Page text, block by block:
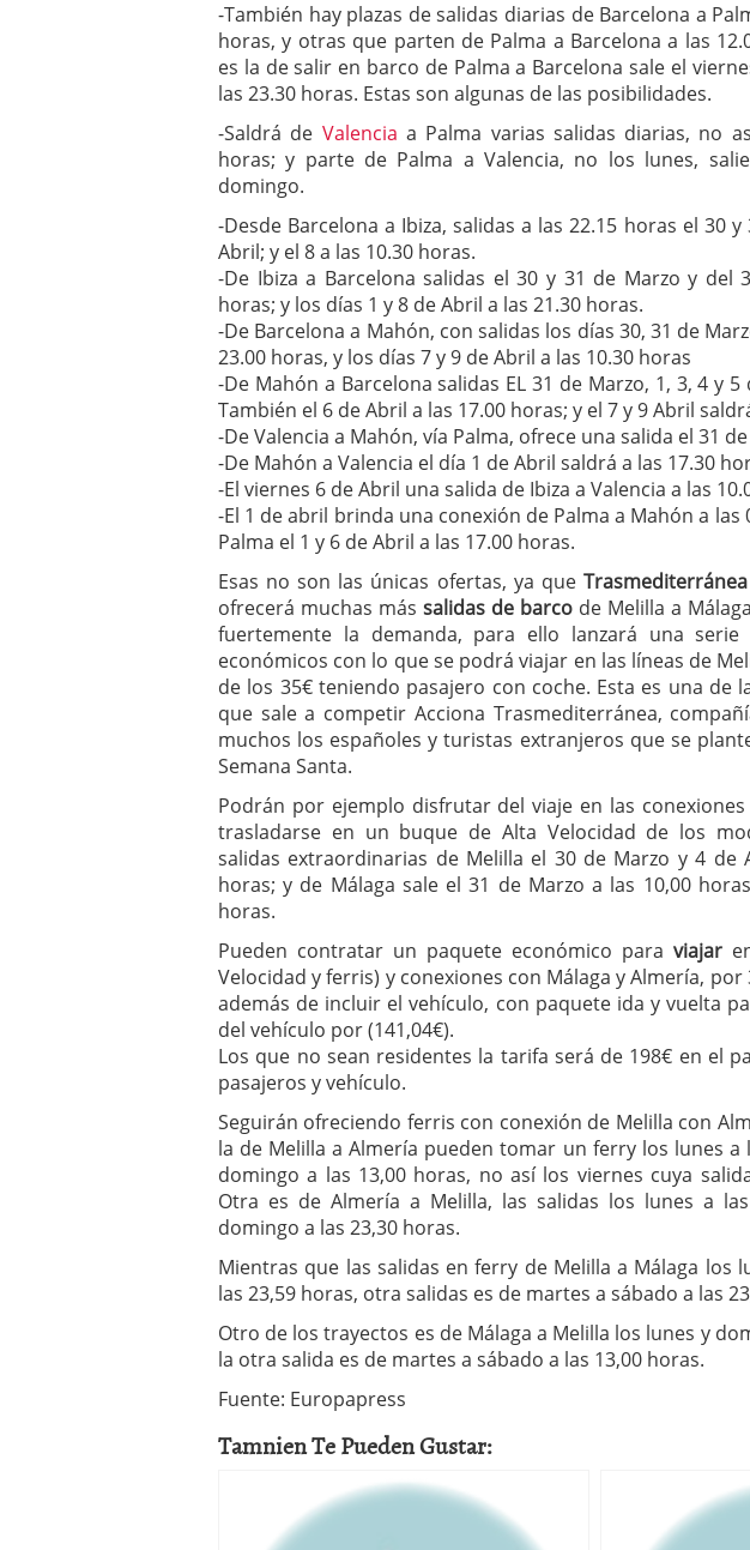
-También hay plazas de salidas diarias de Barcelona a
horas, y otras que parten de Palma a Barcelona a las
es la de salir en barco de Palma a Barcelona sale el
las 23.30 horas. Estas son algunas de las posibilidades.
-Saldrá de Valencia a Palma varias salidas diarias, no
horas; y parte de Palma a Valencia, no los lunes,
domingo.
-Desde Barcelona a Ibiza, salidas a las 22.15 horas el 30
Abril; y el 8 a las 10.30 horas.
-De Ibiza a Barcelona salidas el 30 y 31 de Marzo y del
horas; y los días 1 y 8 de Abril a las 21.30 horas.
-De Barcelona a Mahón, con salidas los días 30, 31 de
23.00 horas, y los días 7 y 9 de Abril a las 10.30 horas
-De Mahón a Barcelona salidas EL 31 de Marzo, 1, 3, 4 y
También el 6 de Abril a las 17.00 horas; y el 7 y 9 Abril
-De Valencia a Mahón, vía Palma, ofrece una salida el 31
-De Mahón a Valencia el día 1 de Abril saldrá a las 17.30
-El viernes 6 de Abril una salida de Ibiza a Valencia a las
-El 1 de abril brinda una conexión de Palma a Mahón a las
Palma el 1 y 6 de Abril a las 17.00 horas.
Esas no son las únicas ofertas, ya que Trasmediterránea
ofrecerá muchas más salidas de barco de Melilla a
fuertemente la demanda, para ello lanzará una
económicos con lo que se podrá viajar en las líneas de
de los 35€ teniendo pasajero con coche. Esta es una de
que sale a competir Acciona Trasmediterránea,
muchos los españoles y turistas extranjeros que se
Semana Santa.
Podrán por ejemplo disfrutar del viaje en las
trasladarse en un buque de Alta Velocidad de los
salidas extraordinarias de Melilla el 30 de Marzo y 4 de
horas; y de Málaga sale el 31 de Marzo a las 10,00
horas.
Pueden contratar un paquete económico paraviajar
Velocidad y ferris) y conexiones con Málaga y Almería,
además de incluir el vehículo, con paquete ida y vuelta
del vehículo por (141,04€).
Los que no sean residentes la tarifa será de 198€ en el
pasajeros y vehículo.
Seguirán ofreciendo ferris con conexión de Melilla con
la de Melilla a Almería pueden tomar un ferry los lunes a
domingo a las 13,00 horas, no así los viernes cuya
Otra es de Almería a Melilla, las salidas los lunes a
domingo a las 23,30 horas.
Mientras que las salidas en ferry de Melilla a Málaga los
las 23,59 horas, otra salidas es de martes a sábado a las
Otro de los trayectos es de Málaga a Melilla los lunes y
la otra salida es de martes a sábado a las 13,00 horas.
Fuente: Europapress
Tamnien Te Pueden Gustar: